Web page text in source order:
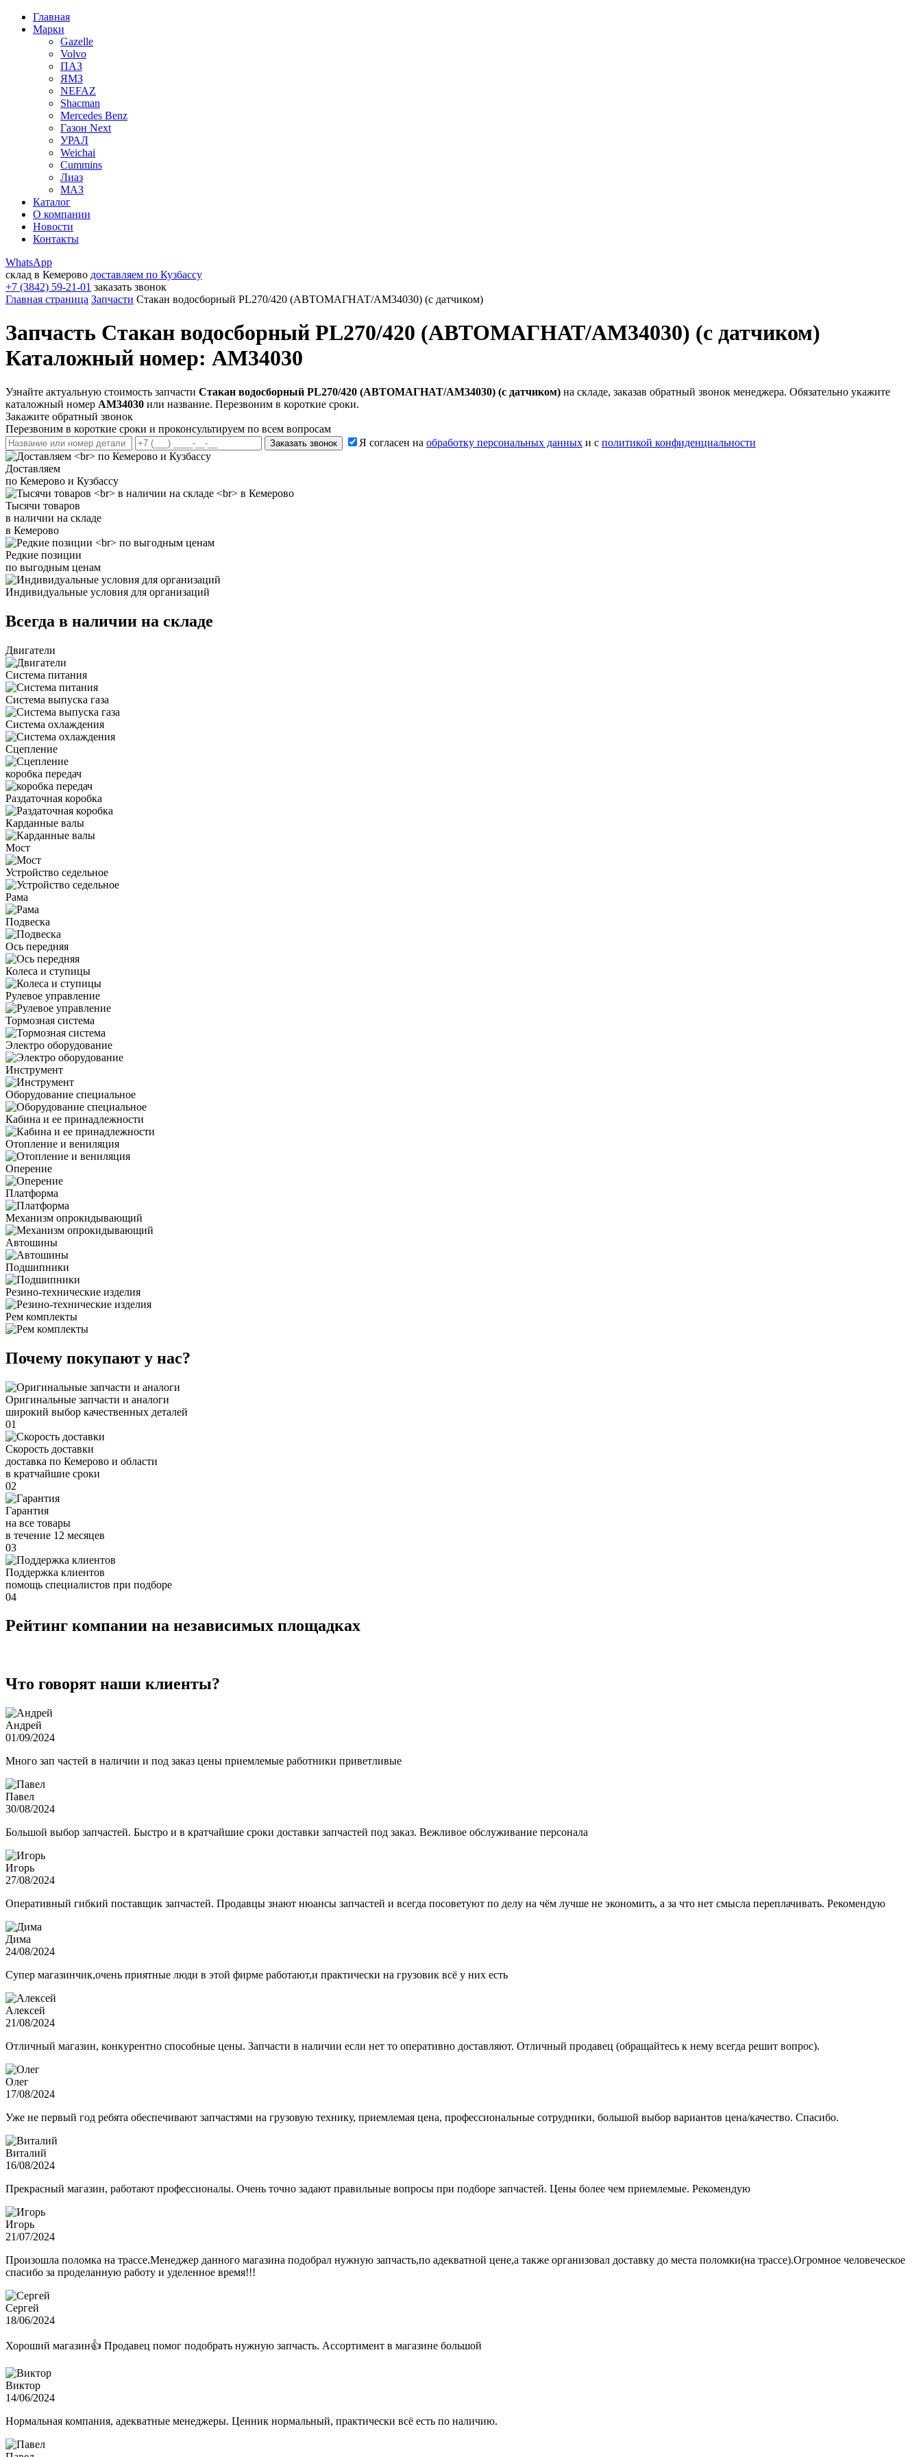
Главная
Марки
Gazelle
Volvo
ПАЗ
ЯМЗ
NEFAZ
Shacman
Mercedes Benz
Газон Next
УРАЛ
Weichai
Cummins
Лиаз
МАЗ
Каталог
О компании
Новости
Контакты
WhatsApp
склад в Кемерово доставляем по Кузбассу
+7 (3842) 59-21-01 заказать звонок
Главная страница Запчасти Стакан водосборный PL270/420 (АВТОМАГНАТ/AM34030) (с датчиком)
Запчасть Стакан водосборный PL270/420 (АВТОМАГНАТ/AM34030) (с датчиком)
Каталожный номер: AM34030
Узнайте актуальную стоимость запчасти Стакан водосборный PL270/420 (АВТОМАГНАТ/AM34030) (с датчиком) на складе, заказав обратный звонок менеджера. Обязательно укажите
каталожный номер AM34030 или название. Перезвоним в короткие сроки.
Закажите обратный звонок
Перезвоним в короткие сроки и проконсультируем по всем вопросам
Заказать звонок Я согласен на обработку персональных данных и с политикой конфиденциальности
Доставляем
по Кемерово и Кузбассу
Тысячи товаров
в наличии на складе
в Кемерово
Редкие позиции
по выгодным ценам
Индивидуальные условия для организаций
Всегда в наличии на складе
Двигатели
Система питания
Система выпуска газа
Система охлаждения
Сцепление
коробка передач
Раздаточная коробка
Карданные валы
Мост
Устройство седельное
Рама
Подвеска
Ось передняя
Колеса и ступицы
Рулевое управление
Тормозная система
Электро оборудование
Инструмент
Оборудование специальное
Кабина и ее принадлежности
Отопление и вениляция
Оперение
Платформа
Механизм опрокидывающий
Автошины
Подшипники
Резино-технические изделия
Рем комплекты
Почему покупают у нас?
Оригинальные запчасти и аналоги
широкий выбор качественных деталей
01
Скорость доставки
доставка по Кемерово и области
в кратчайшие сроки
02
Гарантия
на все товары
в течение 12 месяцев
03
Поддержка клиентов
помощь специалистов при подборе
04
Рейтинг компании на независимых площадках
Что говорят наши клиенты?
Андрей
01/09/2024
Много зап частей в наличии и под заказ цены приемлемые работники приветливые
Павел
30/08/2024
Большой выбор запчастей. Быстро и в кратчайшие сроки доставки запчастей под заказ. Вежливое обслуживание персонала
Игорь
27/08/2024
Оперативный гибкий поставщик запчастей. Продавцы знают нюансы запчастей и всегда посоветуют по делу на чём лучше не экономить, а за что нет смысла переплачивать. Рекомендую
Дима
24/08/2024
Супер магазинчик,очень приятные люди в этой фирме работают,и практически на грузовик всё у них есть
Алексей
21/08/2024
Отличный магазин, конкурентно способные цены. Запчасти в наличии если нет то оперативно доставляют. Отличный продавец (обращайтесь к нему всегда решит вопрос).
Олег
17/08/2024
Уже не первый год ребята обеспечивают запчастями на грузовую технику, приемлемая цена, профессиональные сотрудники, большой выбор вариантов цена/качество. Спасибо.
Виталий
16/08/2024
Прекрасный магазин, работают профессионалы. Очень точно задают правильные вопросы при подборе запчастей. Цены более чем приемлемые. Рекомендую
Игорь
21/07/2024
Произошла поломка на трассе.Менеджер данного магазина подобрал нужную запчасть,по адекватной цене,а также организовал доставку до места поломки(на трассе).Огромное человеческое
спасибо за проделанную работу и уделенное время!!!
Сергей
18/06/2024
Хороший магазин👍 Продавец помог подобрать нужную запчасть. Ассортимент в магазине большой
Виктор
14/06/2024
Нормальная компания, адекватные менеджеры. Ценник нормальный, практически всё есть по наличию.